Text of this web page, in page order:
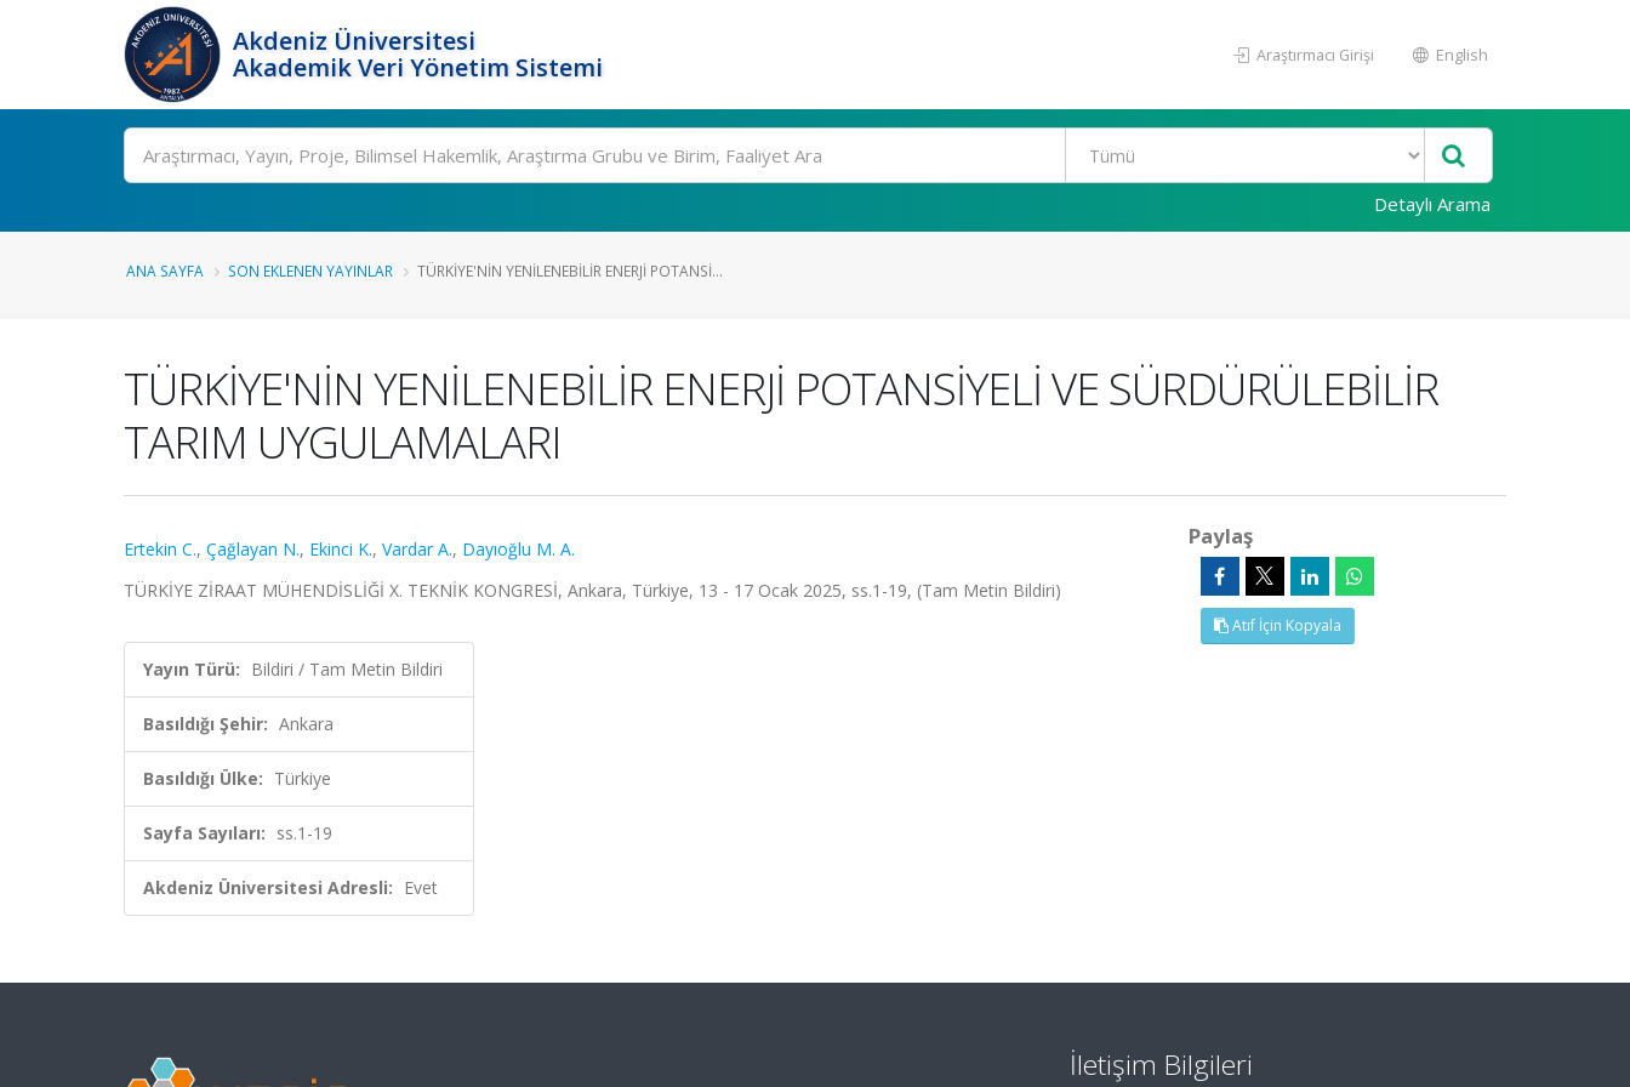
Akdeniz Üniversitesi
Akademik Veri Yönetim Sistemi
Araştırmacı Girişi English
Ara
Detaylı Arama
ANA SAYFA SON EKLENEN YAYINLAR TÜRKİYE'NİN YENİLENEBİLİR ENERJİ POTANSİ...
TÜRKİYE'NİN YENİLENEBİLİR ENERJİ POTANSİYELİ VE SÜRDÜRÜLEBİLİR
TARIM UYGULAMALARI
Ertekin C., Çağlayan N., Ekinci K., Vardar A., Dayıoğlu M. A.
TÜRKİYE ZİRAAT MÜHENDİSLİĞİ X. TEKNİK KONGRESİ, Ankara, Türkiye, 13 - 17 Ocak 2025, ss.1-19, (Tam Metin Bildiri)
Yayın Türü: Bildiri / Tam Metin Bildiri
Basıldığı Şehir: Ankara
Basıldığı Ülke: Türkiye
Sayfa Sayıları: ss.1-19
Akdeniz Üniversitesi Adresli: Evet
Paylaş
Atıf İçin Kopyala
İletişim Bilgileri